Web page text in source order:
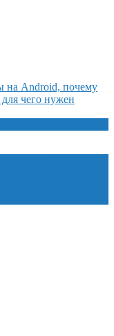
на Android, почему
чего нужен